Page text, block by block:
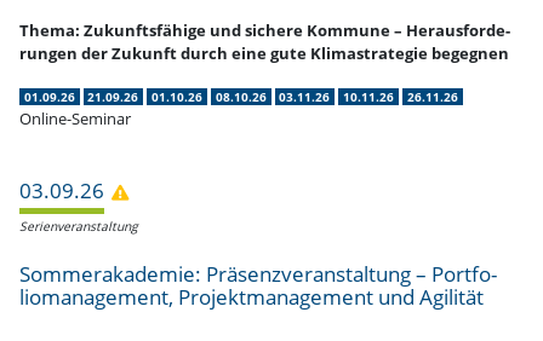
Thema: Zukunfts­fähige und sichere Kommune – Heraus­for­de­
rungen der Zukunft durch eine gute Klima­stra­tegie begegnen
01.09.26 21.09.26 01.10.26 08.10.26 03.11.26 10.11.26 26.11.26
Online-Seminar
03.09.26
Serien­ver­an­staltung
Sommer­aka­demie: Präsenz­ver­an­staltung – Portfo­
lio­ma­nagement, Projekt­ma­nagement und Agilität